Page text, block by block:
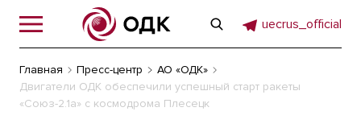
uecrus_official
Главная Пресс-центр
АО «ОДК»
Двигатели ОДК обеспечили успешный старт ракеты
«Союз-2.1а» с космодрома Плесецк